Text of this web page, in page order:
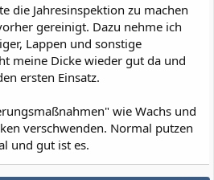
die Jahresinspektion zu machen
gereinigt. Dazu nehme ich
Lappen und sonstige
meine Dicke wieder gut da und
ersten Einsatz.
wie Wachs und
verschwenden. Normal putzen
und gut ist es.